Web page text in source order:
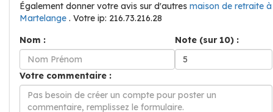
Également donner votre avis sur d'autres maison de retraite à
Martelange . Votre ip: 216.73.216.28
Nom :
Note (sur 10) :
Votre commentaire :